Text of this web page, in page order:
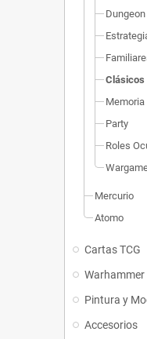
Clásicos
Memoria
Party
Roles
Mercurio
Atomo
Cartas TCG
Warhammer
Pintura y
Accesorios